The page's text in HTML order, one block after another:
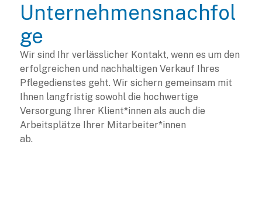
Unternehmensnachfol
ge
Wir sind Ihr verlässlicher Kontakt, wenn es um den
erfolgreichen und nachhaltigen Verkauf Ihres
Pflegedienstes geht. Wir sichern gemeinsam mit
Ihnen langfristig sowohl die hochwertige
Versorgung Ihrer Klient*innen als auch die
Arbeitsplätze Ihrer Mitarbeiter*innen
ab.